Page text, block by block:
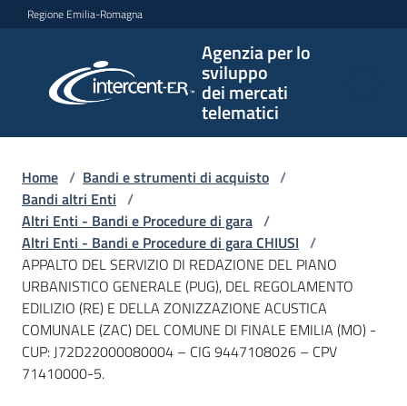
Vai al contenuto
Vai alla navigazione
Vai al footer
Regione Emilia-Romagna
Agenzia per lo
sviluppo
dei mercati
telematici
per lo
sviluppo
telematici
L'Agenzia
Bandi
e
strumenti
Home / Bandi e strumenti di acquisto /
Bandi altri Enti /
Altri Enti - Bandi e Procedure di gara /
Altri Enti - Bandi e Procedure di gara CHIUSI /
APPALTO DEL SERVIZIO DI REDAZIONE DEL PIANO
URBANISTICO GENERALE (PUG), DEL REGOLAMENTO
EDILIZIO (RE) E DELLA ZONIZZAZIONE ACUSTICA
COMUNALE (ZAC) DEL COMUNE DI FINALE EMILIA (MO) -
CUP: J72D22000080004 – CIG 9447108026 – CPV
71410000-5.